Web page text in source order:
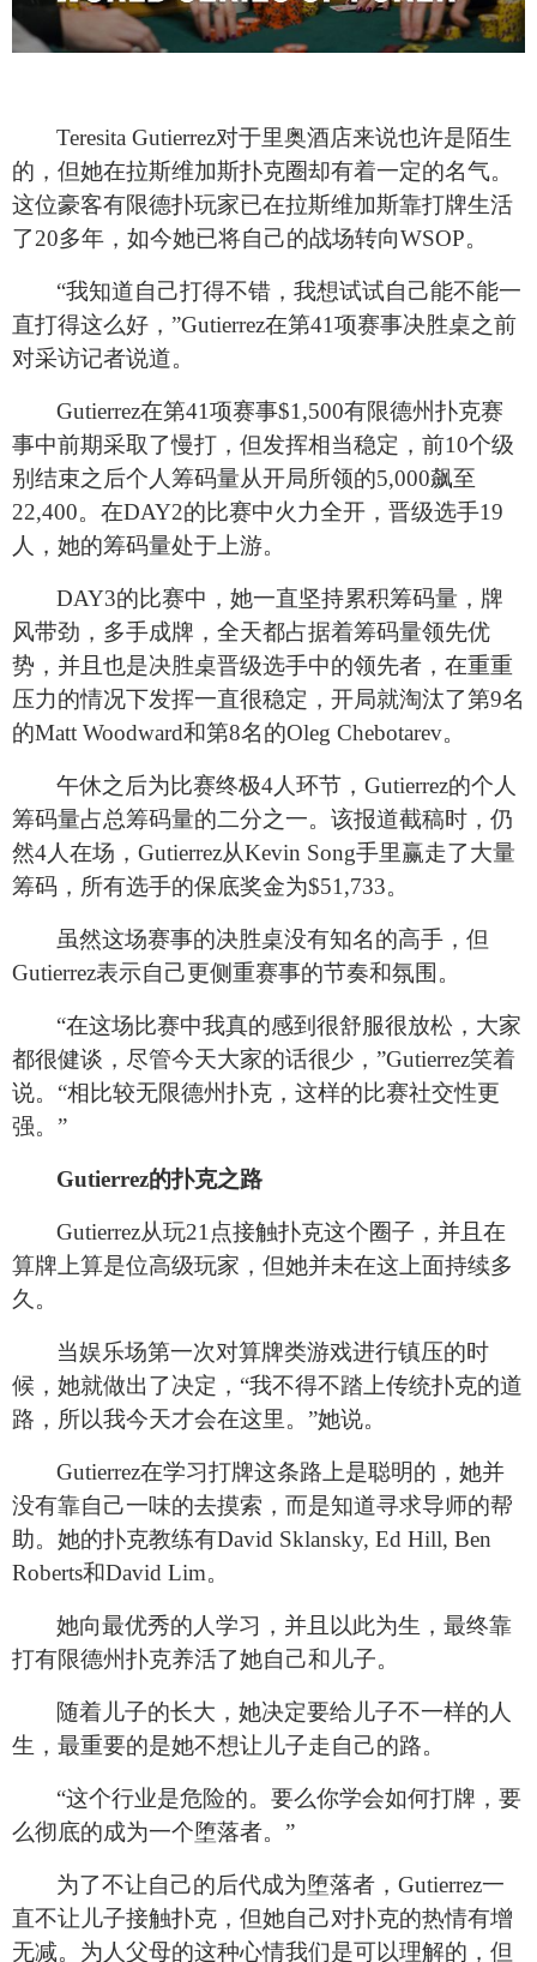
Teresita Gutierrez对于里奥酒店来说也许是陌生
的，但她在拉斯维加斯扑克圈却有着一定的名气。
这位豪客有限德扑玩家已在拉斯维加斯靠打牌生活
了20多年，如今她已将自己的战场转向WSOP。
“我知道自己打得不错，我想试试自己能不能一
直打得这么好，”Gutierrez在第41项赛事决胜桌之前
对采访记者说道。
Gutierrez在第41项赛事$1,500有限德州扑克赛
事中前期采取了慢打，但发挥相当稳定，前10个级
别结束之后个人筹码量从开局所领的5,000飙至
22,400。在DAY2的比赛中火力全开，晋级选手19
人，她的筹码量处于上游。
DAY3的比赛中，她一直坚持累积筹码量，牌
风带劲，多手成牌，全天都占据着筹码量领先优
势，并且也是决胜桌晋级选手中的领先者，在重重
压力的情况下发挥一直很稳定，开局就淘汰了第9名
的Matt Woodward和第8名的Oleg Chebotarev。
午休之后为比赛终极4人环节，Gutierrez的个人
筹码量占总筹码量的二分之一。该报道截稿时，仍
然4人在场，Gutierrez从Kevin Song手里赢走了大量
筹码，所有选手的保底奖金为$51,733。
虽然这场赛事的决胜桌没有知名的高手，但
Gutierrez表示自己更侧重赛事的节奏和氛围。
“在这场比赛中我真的感到很舒服很放松，大家
都很健谈，尽管今天大家的话很少，”Gutierrez笑着
说。“相比较无限德州扑克，这样的比赛社交性更
强。”
Gutierrez的扑克之路
Gutierrez从玩21点接触扑克这个圈子，并且在
算牌上算是位高级玩家，但她并未在这上面持续多
久。
当娱乐场第一次对算牌类游戏进行镇压的时
候，她就做出了决定，“我不得不踏上传统扑克的道
路，所以我今天才会在这里。”她说。
Gutierrez在学习打牌这条路上是聪明的，她并
没有靠自己一味的去摸索，而是知道寻求导师的帮
助。她的扑克教练有David Sklansky, Ed Hill, Ben
Roberts和David Lim。
她向最优秀的人学习，并且以此为生，最终靠
打有限德州扑克养活了她自己和儿子。
随着儿子的长大，她决定要给儿子不一样的人
生，最重要的是她不想让儿子走自己的路。
“这个行业是危险的。要么你学会如何打牌，要
么彻底的成为一个堕落者。”
为了不让自己的后代成为堕落者，Gutierrez一
直不让儿子接触扑克，但她自己对扑克的热情有增
无减。为人父母的这种心情我们是可以理解的，但